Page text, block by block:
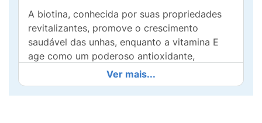
A biotina, conhecida por suas propriedades
revitalizantes, promove o crescimento
saudável das unhas, enquanto a vitamina E
age como um poderoso antioxidante,
ajudando a restaurar a hidratação e o brilho
natural. Com a exclusiva fórmula "Nail Hero",
este produto proporciona uma proteção
Ver mais...